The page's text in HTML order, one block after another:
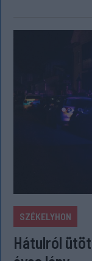
SZÉKELYHON
Hátulról